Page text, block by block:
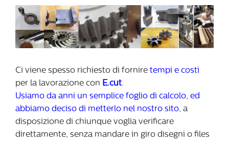
Ci viene spesso richiesto di fornire tempi e costi
per la lavorazione con E.cut.
Usiamo da anni un semplice foglio di calcolo, ed
abbiamo deciso di metterlo nel nostro sito, a
disposizione di chiunque voglia verificare
direttamente, senza mandare in giro disegni o files